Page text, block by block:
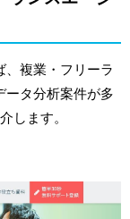
、複業・フリーラ
ータ分析案件が多
します。